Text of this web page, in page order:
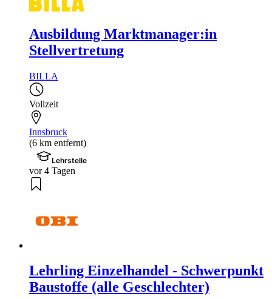
Ausbildung Marktmanager:in
Stellvertretung
BILLA
Vollzeit
Innsbruck
(6 km entfernt)
Lehrstelle
vor 4 Tagen
Lehrling Einzelhandel - Schwerpunkt
Baustoffe (alle Geschlechter)